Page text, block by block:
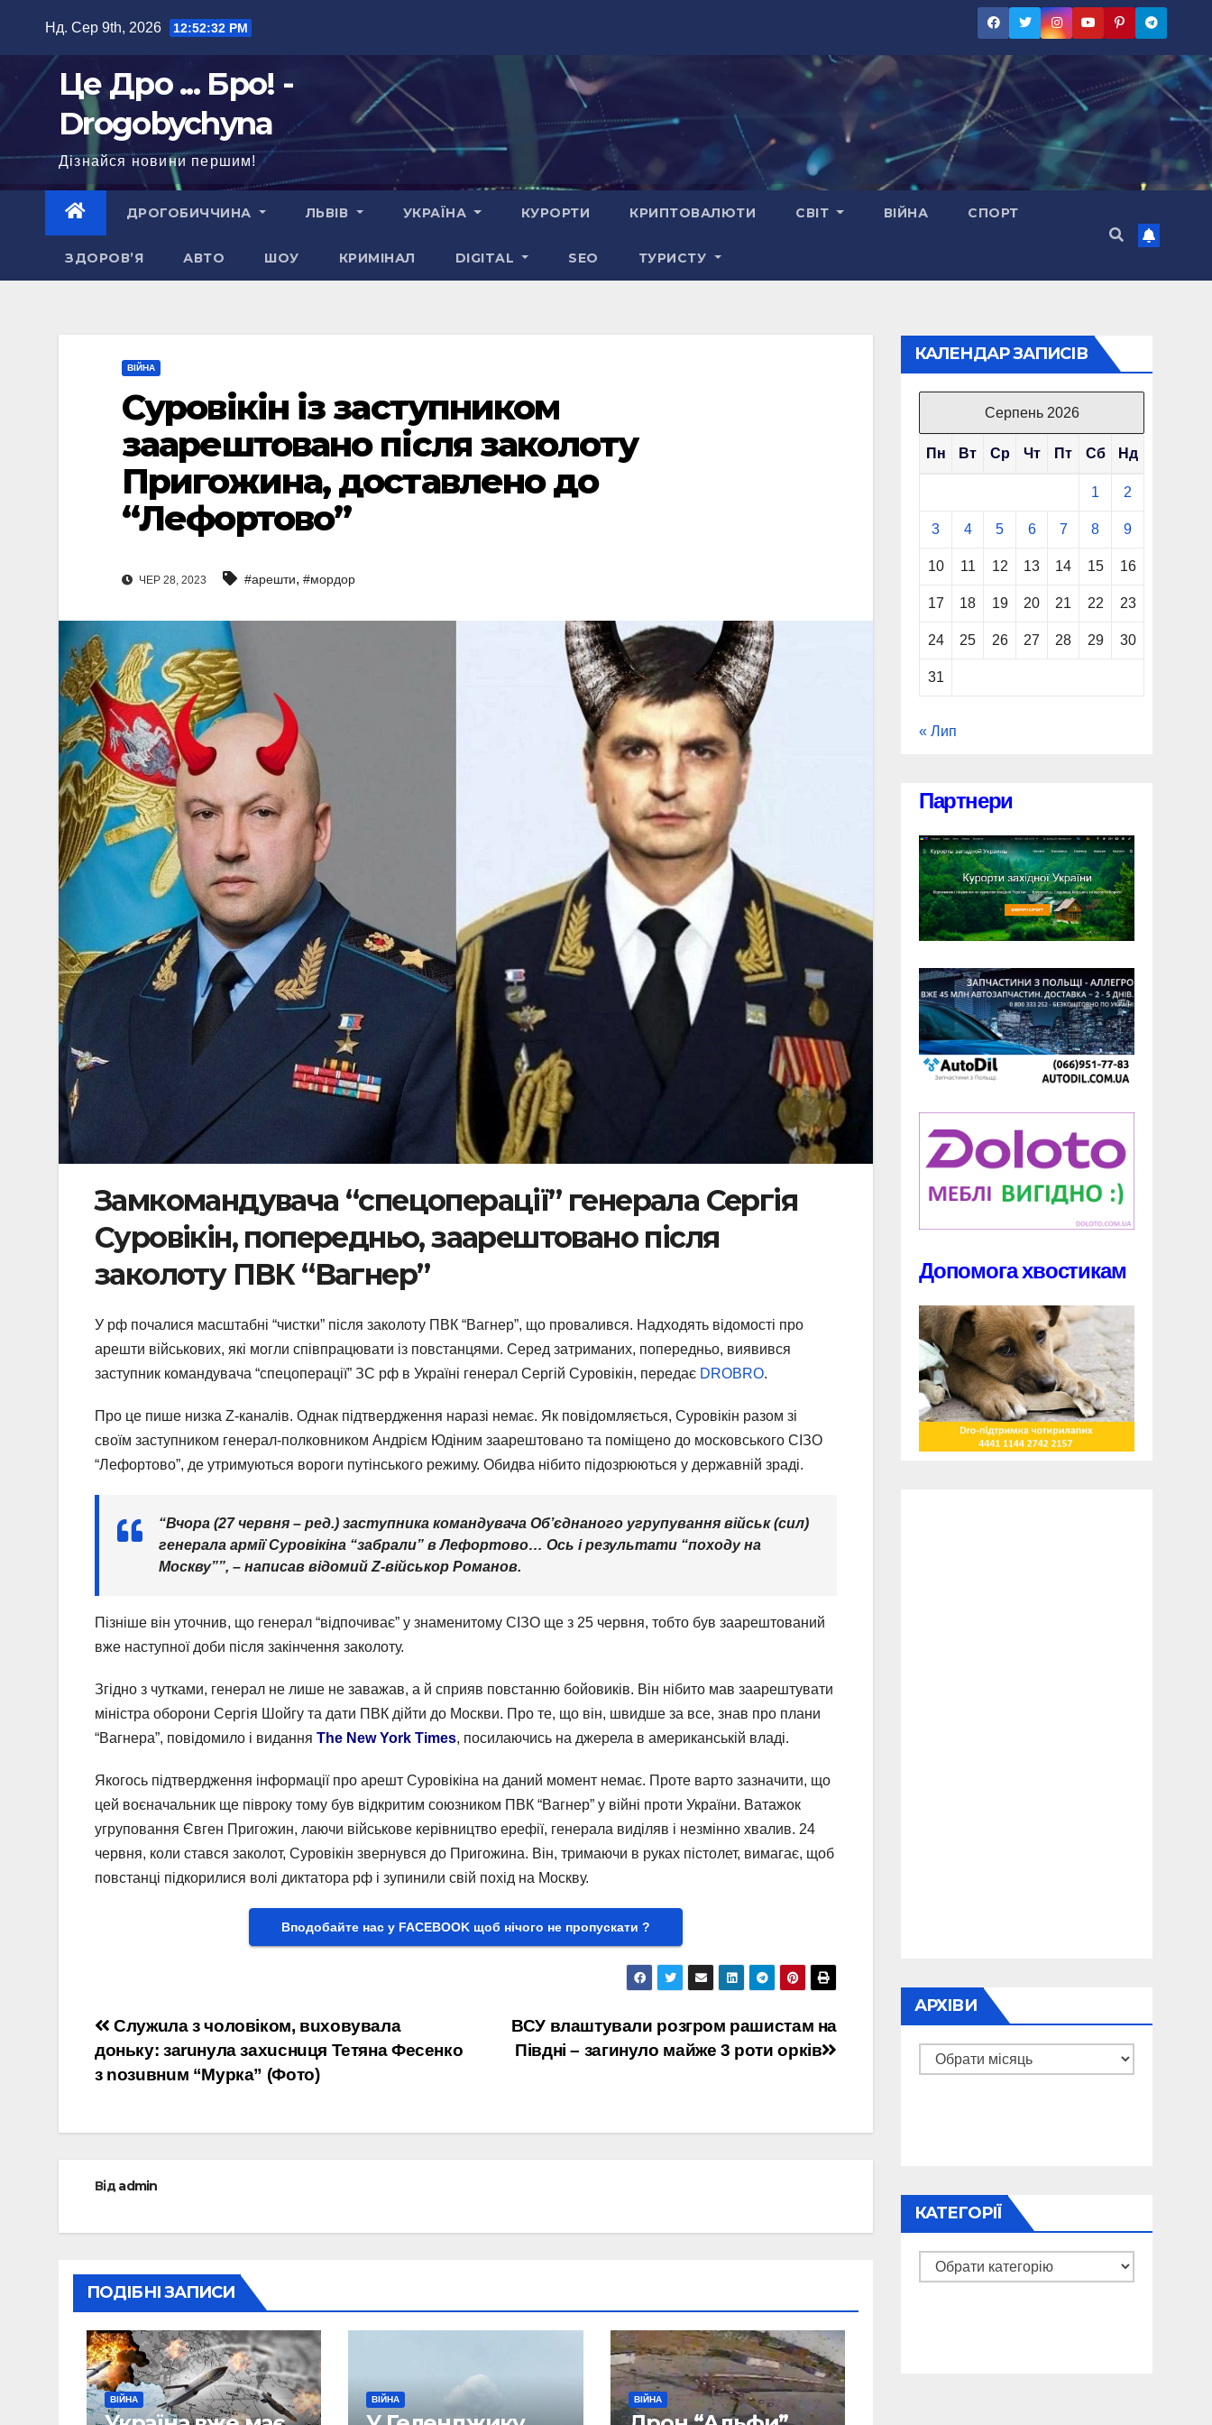
Нд. Сер 9th, 2026 12:52:34 PM
Це Дро ... Бро! -
Drogobychyna
Дізнайся новини першим!
ДРОГОБИЧЧИНА ЛЬВІВ УКРАЇНА КУРОРТИ КРИПТОВАЛЮТИ СВІТ ВІЙНА СПОРТ
ЗДОРОВ’Я АВТО ШОУ КРИМІНАЛ DIGITAL SEO ТУРИСТУ
ВІЙНА
Суровікін із заступником
заарештовано після заколоту
Пригожина, доставлено до
“Лефортово”
ЧЕР 28, 2023 #арешти, #мордор
Замкомандувача “спецоперації” генерала Сергія
Суровікін, попередньо, заарештовано після
заколоту ПВК “Вагнер”
У рф почалися масштабні “чистки” після заколоту ПВК “Вагнер”, що провалився. Надходять відомості про
арешти військових, які могли співпрацювати із повстанцями. Серед затриманих, попередньо, виявився
заступник командувача “спецоперації” ЗС рф в Україні генерал Сергій Суровікін, передає DROBRO.
Про це пише низка Z-каналів. Однак підтвердження наразі немає. Як повідомляється, Суровікін разом зі
своїм заступником генерал-полковником Андрієм Юдіним заарештовано та поміщено до московського СІЗО
“Лефортово”, де утримуються вороги путінського режиму. Обидва нібито підозрюються у державній зраді.
“Вчора (27 червня – ред.) заступника командувача Об’єднаного угрупування військ (сил)
генерала армії Суровікіна “забрали” в Лефортово… Ось і результати “походу на
Москву””, – написав відомий Z-військор Романов.
Пізніше він уточнив, що генерал “відпочиває” у знаменитому СІЗО ще з 25 червня, тобто був заарештований
вже наступної доби після закінчення заколоту.
Згідно з чутками, генерал не лише не заважав, а й сприяв повстанню бойовиків. Він нібито мав заарештувати
міністра оборони Сергія Шойгу та дати ПВК дійти до Москви. Про те, що він, швидше за все, знав про плани
“Вагнера”, повідомило і видання The New York Times, посилаючись на джерела в американській владі.
Якогось підтвердження інформації про арешт Суровікіна на даний момент немає. Проте варто зазначити, що
цей воєначальник ще півроку тому був відкритим союзником ПВК “Вагнер” у війні проти України. Ватажок
угруповання Євген Пригожин, лаючи військове керівництво ерефії, генерала виділяв і незмінно хвалив. 24
червня, коли стався заколот, Суровікін звернувся до Пригожина. Він, тримаючи в руках пістолет, вимагає, щоб
повстанці підкорилися волі диктатора рф і зупинили свій похід на Москву.
Вподобайте нас у FACEBOOK щоб нічого не пропускати ?
Навігація
записів
ВСУ влаштували розгром рашистам на
Півдні – загинуло майже 3 роти орків
Служuла з чоловіком, вuховувала
доньку: заruнула захuснuця Тетяна Фесенко
з nозuвнuм “Мypка” (Фото)
Відadmin
ПОДІБНІ ЗАПИСИ
ВІЙНА ВІЙНА ВІЙНА
КАЛЕНДАР ЗАПИСІВ
Серпень 2026
Пн Вт Ср Чт Пт Сб Нд
1 2
3 4 5 6 7 8 9
10 11 12 13 14 15 16
17 18 19 20 21 22 23
24 25 26 27 28 29 30
31
« Лип
Партнери
Допомога хвостикам
АРХІВИ
Архіви
КАТЕГОРІЇ
Категорії